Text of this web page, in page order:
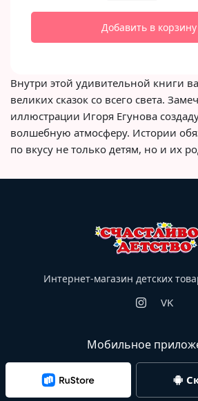
Добавить в корзину
Внутри этой удивительной книги
великих сказок со всего света.
иллюстрации Игоря Егунова
волшебную атмосферу. Истории
по вкусу не только детям, но и их
Интернет-магазин детских
VK
Мобильное